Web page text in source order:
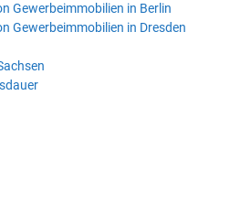
Gewerbeimmobilien in Berlin
Gewerbeimmobilien in Dresden